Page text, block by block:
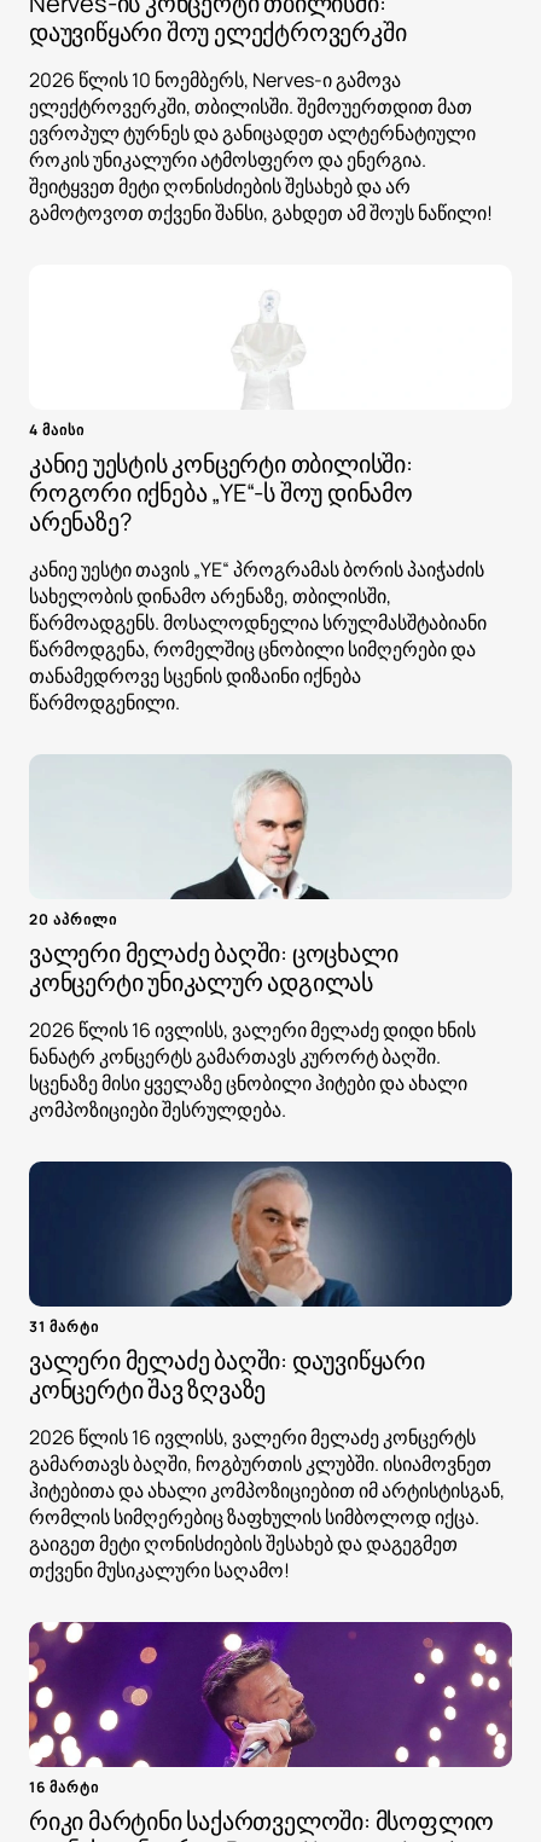
დაუვიწყარი შოუ ელექტროვერკში
2026 წლის 10 ნოემბერს, Nerves-ი გამოვა
ელექტროვერკში, თბილისში. შემოუერთდით მათ
ევროპულ ტურნეს და განიცადეთ ალტერნატიული
როკის უნიკალური ატმოსფერო და ენერგია.
შეიტყვეთ მეტი ღონისძიების შესახებ და არ
გამოტოვოთ თქვენი შანსი, გახდეთ ამ შოუს ნაწილი!
4 მაისი
კანიე უესტის კონცერტი თბილისში:
როგორი იქნება „YE“-ს შოუ დინამო
არენაზე?
კანიე უესტი თავის „YE“ პროგრამას ბორის პაიჭაძის
სახელობის დინამო არენაზე, თბილისში,
წარმოადგენს. მოსალოდნელია სრულმასშტაბიანი
წარმოდგენა, რომელშიც ცნობილი სიმღერები და
თანამედროვე სცენის დიზაინი იქნება
წარმოდგენილი.
20 აპრილი
ვალერი მელაძე ბაღში: ცოცხალი
კონცერტი უნიკალურ ადგილას
2026 წლის 16 ივლისს, ვალერი მელაძე დიდი ხნის
ნანატრ კონცერტს გამართავს კურორტ ბაღში.
სცენაზე მისი ყველაზე ცნობილი ჰიტები და ახალი
კომპოზიციები შესრულდება.
31 მარტი
ვალერი მელაძე ბაღში: დაუვიწყარი
კონცერტი შავ ზღვაზე
2026 წლის 16 ივლისს, ვალერი მელაძე კონცერტს
გამართავს ბაღში, ჩოგბურთის კლუბში. ისიამოვნეთ
ჰიტებითა და ახალი კომპოზიციებით იმ არტისტისგან,
რომლის სიმღერებიც ზაფხულის სიმბოლოდ იქცა.
გაიგეთ მეტი ღონისძიების შესახებ და დაგეგმეთ
თქვენი მუსიკალური საღამო!
16 მარტი
რიკი მარტინი საქართველოში: მსოფლიო